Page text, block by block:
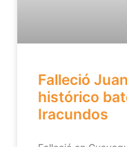
Falleció
histórico
Iracundos